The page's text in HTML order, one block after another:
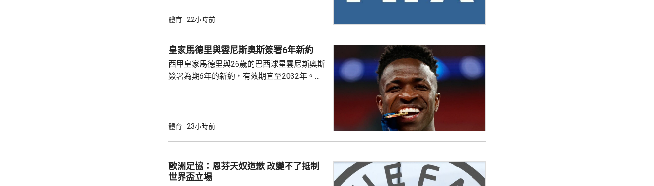
確條件，第一是撤回出售賽事股權的提議，第
芬天奴擔任國際足協主席失去信心。國際職業
足球員協會則指責恩芬天奴嚴重濫用職權。
體育 22小時前
皇家馬德里與雲尼斯奧斯簽署6年新約
西甲皇家馬德里與26歲的巴西球星雲尼斯奧斯
簽署為期6年的新約，有效期直至2032年。雙
法林明高轉投皇馬，先後上陣375場賽事，入
雲尼斯奧斯是隊會歷史上最成功時期之一的關
鍵球員。
體育 23小時前
歐洲足協：恩芬天奴道歉 改變不了抵制
世界盃立場